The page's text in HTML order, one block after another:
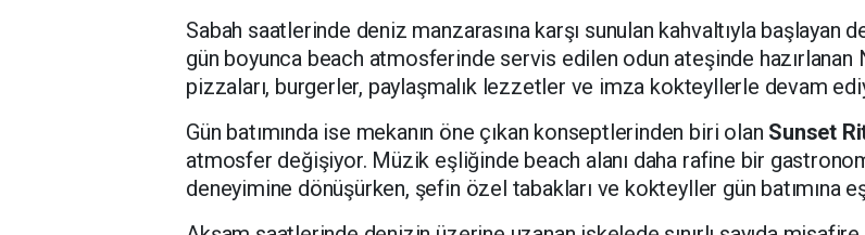
Sabah saatlerinde deniz manzarasına karşı sunulan kahvaltıyla başlayan
gün boyunca beach atmosferinde servis edilen odun ateşinde hazırlanan
pizzaları, burgerler, paylaşmalık lezzetler ve imza kokteyllerle devam
Gün batımında ise mekanın öne çıkan konseptlerinden biri olan Sunset
atmosfer değişiyor. Müzik eşliğinde beach alanı daha rafine bir
deneyimine dönüşürken, şefin özel tabakları ve kokteyller gün batımına